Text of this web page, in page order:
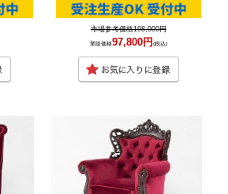
市場参考価格198,000円
業販価格97,800円 (税込)